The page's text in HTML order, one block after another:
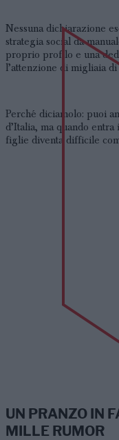
Nessuna dichiarazione
strategia social da
proprio profilo e una
l’attenzione di migliaia
Perché diciamolo: puoi
d’Italia, ma quando
figlie diventa difficile
UN PRANZO IN
MILLE RUMOR